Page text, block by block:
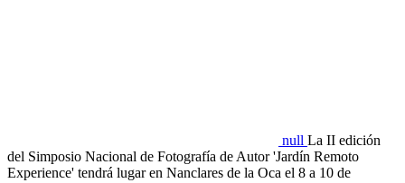
null La II edición
del Simposio Nacional de Fotografía de Autor 'Jardín Remoto
Experience' tendrá lugar en Nanclares de la Oca el 8 a 10 de